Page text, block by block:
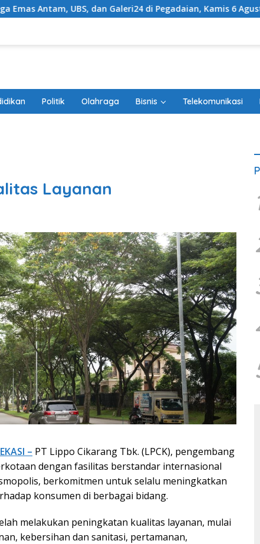
di Pegadaian, Kamis 6 Agustus 2026, Kompak Meroket
Politik Olahraga Bisnis Telekomunikasi
Layanan
– PT Lippo Cikarang Tbk. (LPCK), pengembang
dengan fasilitas berstandar internasional
berkomitmen untuk selalu meningkatkan
konsumen di berbagai bidang.
melakukan peningkatan kualitas layanan, mulai
kebersihan dan sanitasi, pertamanan,